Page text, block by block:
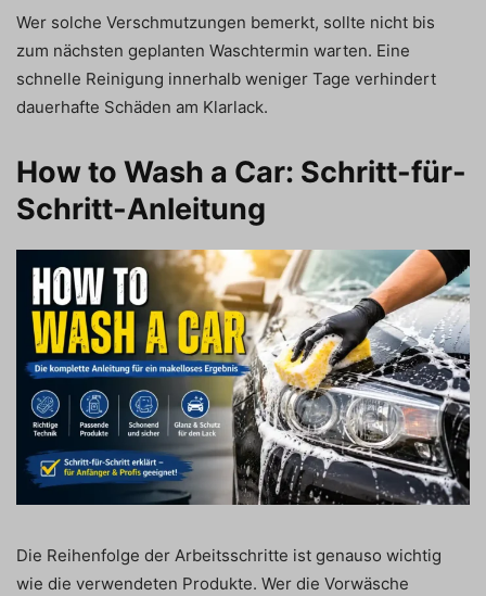
Wer solche Verschmutzungen bemerkt, sollte nicht bis
zum nächsten geplanten Waschtermin warten. Eine
schnelle Reinigung innerhalb weniger Tage verhindert
dauerhafte Schäden am Klarlack.
How to Wash a Car: Schritt-für-
Schritt-Anleitung
Die Reihenfolge der Arbeitsschritte ist genauso wichtig
wie die verwendeten Produkte. Wer die Vorwäsche